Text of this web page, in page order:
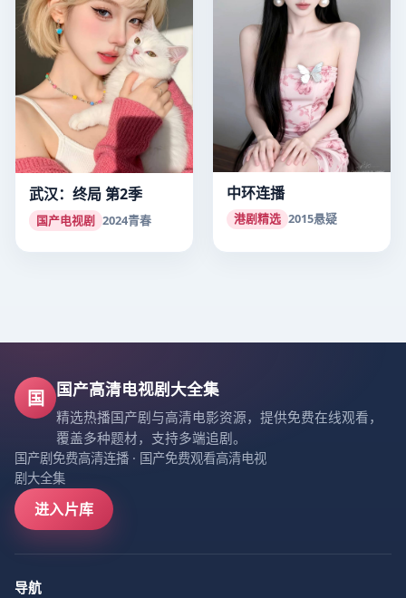
武汉：终局 第2季
国产电视剧 2024青春
中环连播
港剧精选 2015悬疑
国 国产高清电视剧大全集
精选热播国产剧与高清电影资源，提供免费在线观看，
覆盖多种题材，支持多端追剧。
国产剧免费高清连播 · 国产免费观看高清电视
剧大全集
进入片库
导航